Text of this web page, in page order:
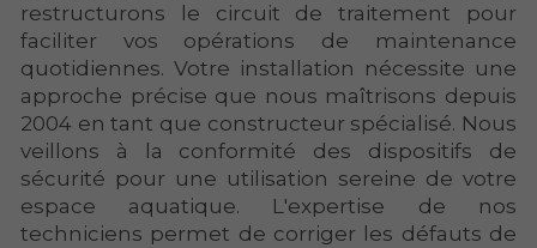
restructurons le circuit de traitement pour
faciliter vos opérations de maintenance
quotidiennes. Votre installation nécessite une
approche précise que nous maîtrisons depuis
2004 en tant que constructeur spécialisé. Nous
veillons à la conformité des dispositifs de
sécurité pour une utilisation sereine de votre
espace aquatique. L'expertise de nos
techniciens permet de corriger les défauts de